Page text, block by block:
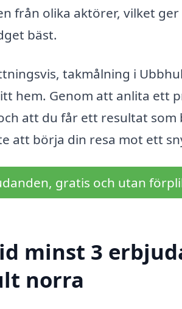
från olika aktörer, vilket
bäst.
takmålning i
hem. Genom att anlita ett
att du får ett resultat
att börja din resa mot ett
gratis och utan
minst 3
norra